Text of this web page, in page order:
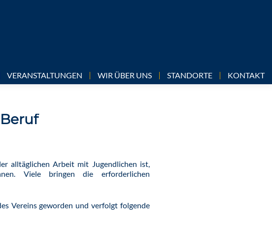
VERANSTALTUNGEN WIR ÜBER UNS STANDORTE KONTAKT
alltäglichen Arbeit mit Jugendlichen ist,
Viele bringen die erforderlichen
Vereins geworden und verfolgt folgende